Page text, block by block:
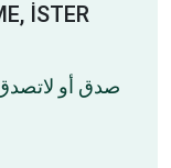
İSTER
صدق أو